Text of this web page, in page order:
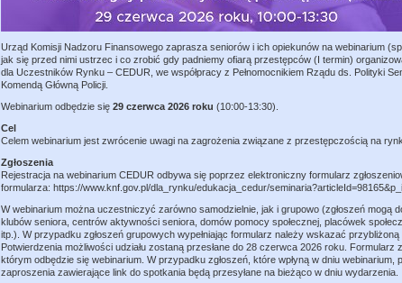
Urząd Komisji Nadzoru Finansowego zaprasza seniorów i ich opiekunów na webinarium
jak się przed nimi ustrzec i co zrobić gdy padniemy ofiarą przestępców (I termin)
dla Uczestników Rynku – CEDUR, we współpracy z Pełnomocnikiem Rządu ds. Polityki
Komendą Główną Policji.
Webinarium odbędzie się 29 czerwca 2026 roku (10:00-13:30).
Cel
Celem webinarium jest zwrócenie uwagi na zagrożenia związane z przestępczością na
Zgłoszenia
Rejestracja na webinarium CEDUR odbywa się poprzez elektroniczny formularz
formularza: https://www.knf.gov.pl/dla_rynku/edukacja_cedur/
W webinarium można uczestniczyć zarówno samodzielnie, jak i grupowo (zgłoszeń mogą
klubów seniora, centrów aktywności seniora, domów pomocy społecznej, placówek
itp.). W przypadku zgłoszeń grupowych wypełniając formularz należy wskazać
Potwierdzenia możliwości udziału zostaną przesłane do 28 czerwca 2026 roku. Formularz
którym odbędzie się webinarium. W przypadku zgłoszeń, które wpłyną w dniu webinarium,
zaproszenia zawierające link do spotkania będą przesyłane na bieżąco w dniu wydarzenia.